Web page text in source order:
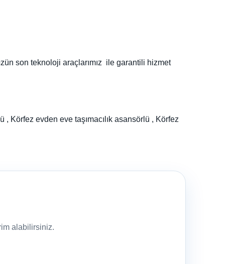
son teknoloji araçlarımız ile garantili hizmet
evden eve taşımacılık asansörlü , Körfez
alabilirsiniz.